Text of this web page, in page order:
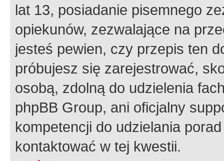
lat 13, posiadanie pisemnego
opiekunów, zezwalające na
jesteś pewien, czy przepis ten
próbujesz się zarejestrować,
osobą, zdolną do udzielenia
phpBB Group, ani oficjalny
kompetencji do udzielania
kontaktować w tej kwestii.